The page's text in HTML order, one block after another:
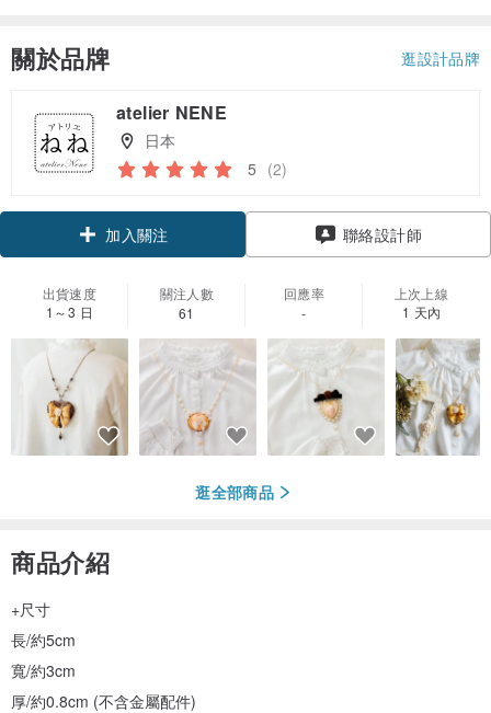
關於品牌 逛設計品牌
atelier NENE
日本
5 (2)
領優惠券
加入關注
聯絡設計師
出貨速度
1～3 日
關注人數
61
回應率
-
上次上線
1 天內
逛全部商品
商品介紹
+尺寸
長/約5cm
寬/約3cm
厚/約0.8cm (不含金屬配件)